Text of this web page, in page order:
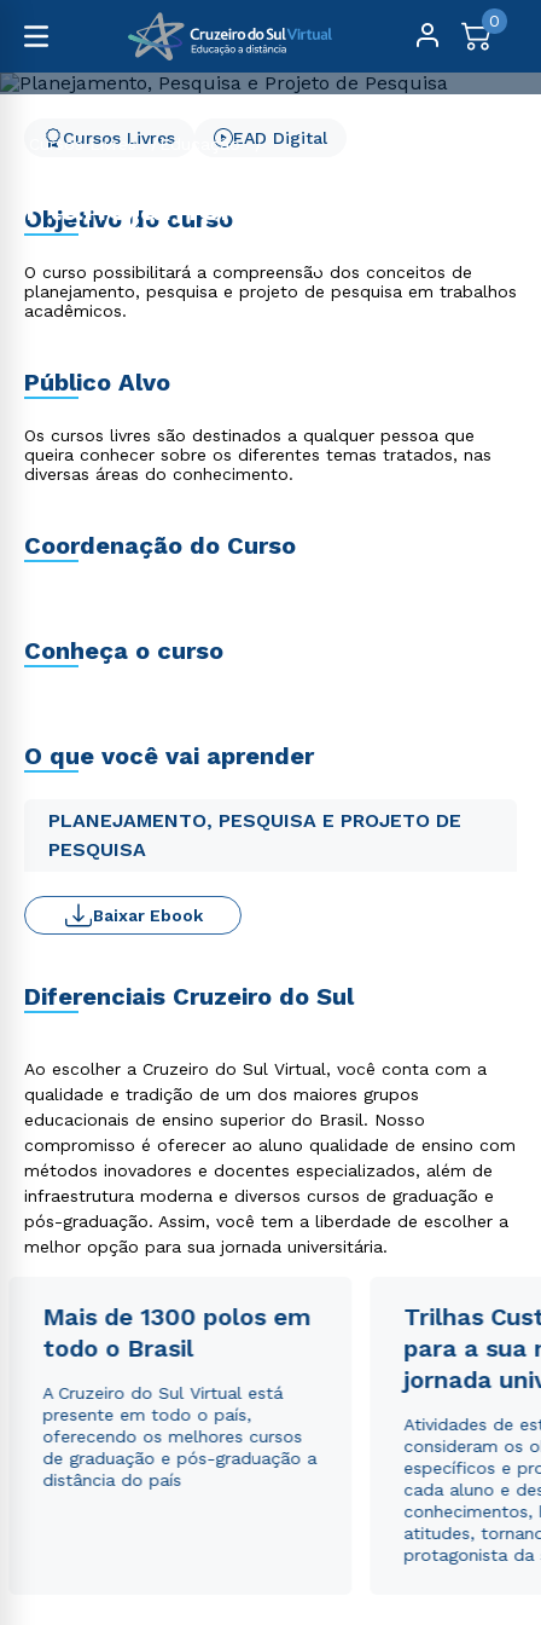
0
Cursos Livres
Educação
Planejamento, Pesquisa e
Projeto de Pesquisa
Cursos Livres EAD Digital
Objetivo do curso
O curso possibilitará a compreensão dos conceitos de
planejamento, pesquisa e projeto de pesquisa em trabalhos
acadêmicos.
Público Alvo
Os cursos livres são destinados a qualquer pessoa que
queira conhecer sobre os diferentes temas tratados, nas
diversas áreas do conhecimento.
Coordenação do Curso
Conheça o curso
O que você vai aprender
PLANEJAMENTO, PESQUISA E PROJETO DE
PESQUISA
Baixar Ebook
Diferenciais Cruzeiro do Sul
Ao escolher a Cruzeiro do Sul Virtual, você conta com a
qualidade e tradição de um dos maiores grupos
educacionais de ensino superior do Brasil. Nosso
compromisso é oferecer ao aluno qualidade de ensino com
métodos inovadores e docentes especializados, além de
infraestrutura moderna e diversos cursos de graduação e
pós-graduação. Assim, você tem a liberdade de escolher a
melhor opção para sua jornada universitária.
Mais de 1300 polos em
todo o Brasil
A Cruzeiro do Sul Virtual está
presente em todo o país,
oferecendo os melhores cursos
de graduação e pós-graduação a
distância do país
Trilhas
para a sua
jornada
Atividades de
consideram os
específicos e
cada aluno e
conhecimentos,
atitudes,
protagonista da